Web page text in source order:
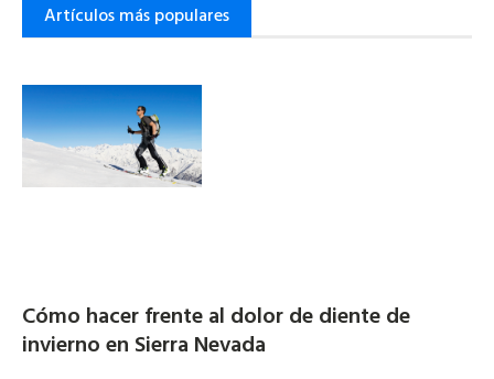
Artículos más populares
Cómo hacer frente al dolor de diente de
invierno en Sierra Nevada